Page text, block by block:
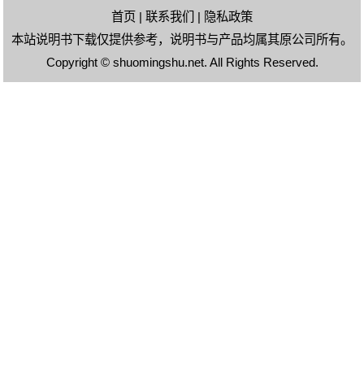
首页 | 联系我们 | 隐私政策
本站说明书下载仅提供参考，说明书与产品均属其原公司所有。
Copyright © shuomingshu.net. All Rights Reserved.